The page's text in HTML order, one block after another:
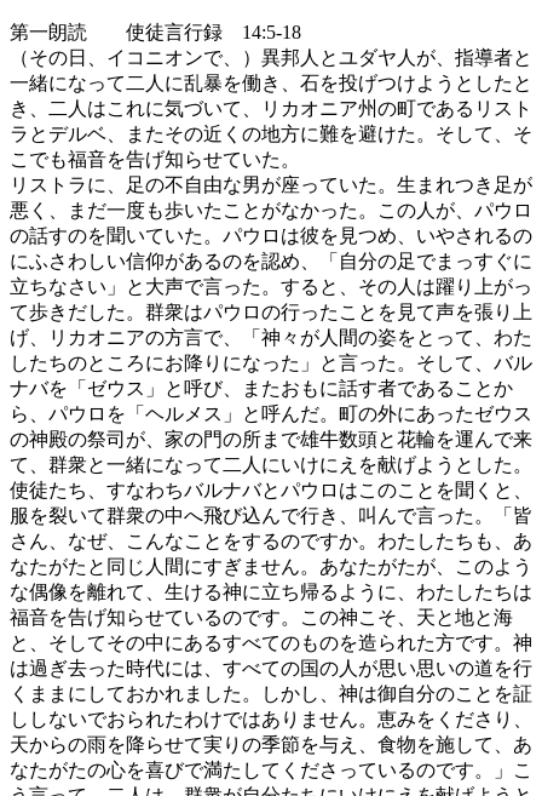
第一朗読 使徒言行録 14:5-18
（その日、イコニオンで、）異邦人とユダヤ人が、指導者と
一緒になって二人に乱暴を働き、石を投げつけようとしたと
き、二人はこれに気づいて、リカオニア州の町であるリスト
ラとデルベ、またその近くの地方に難を避けた。そして、そ
こでも福音を告げ知らせていた。
リストラに、足の不自由な男が座っていた。生まれつき足が
悪く、まだ一度も歩いたことがなかった。この人が、パウロ
の話すのを聞いていた。パウロは彼を見つめ、いやされるの
にふさわしい信仰があるのを認め、「自分の足でまっすぐに
立ちなさい」と大声で言った。すると、その人は躍り上がっ
て歩きだした。群衆はパウロの行ったことを見て声を張り上
げ、リカオニアの方言で、「神々が人間の姿をとって、わた
したちのところにお降りになった」と言った。そして、バル
ナバを「ゼウス」と呼び、またおもに話す者であることか
ら、パウロを「ヘルメス」と呼んだ。町の外にあったゼウス
の神殿の祭司が、家の門の所まで雄牛数頭と花輪を運んで来
て、群衆と一緒になって二人にいけにえを献げようとした。
使徒たち、すなわちバルナバとパウロはこのことを聞くと、
服を裂いて群衆の中へ飛び込んで行き、叫んで言った。「皆
さん、なぜ、こんなことをするのですか。わたしたちも、あ
なたがたと同じ人間にすぎません。あなたがたが、このよう
な偶像を離れて、生ける神に立ち帰るように、わたしたちは
福音を告げ知らせているのです。この神こそ、天と地と海
と、そしてその中にあるすべてのものを造られた方です。神
は過ぎ去った時代には、すべての国の人が思い思いの道を行
くままにしておかれました。しかし、神は御自分のことを証
ししないでおられたわけではありません。恵みをくださり、
天からの雨を降らせて実りの季節を与え、食物を施して、あ
なたがたの心を喜びで満たしてくださっているのです。」こ